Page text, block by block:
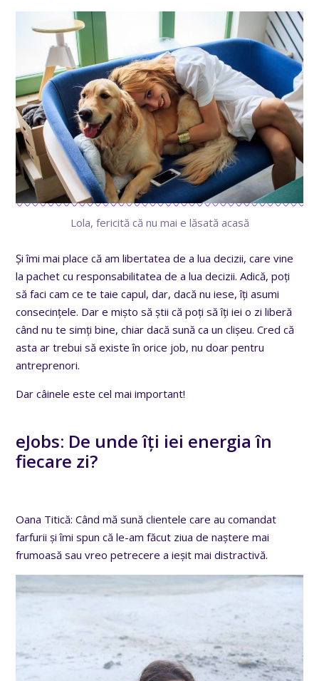
Lola, fericită că nu mai e lăsată acasă
Și îmi mai place că am libertatea de a lua decizii, care vine
la pachet cu responsabilitatea de a lua decizii. Adică, poți
să faci cam ce te taie capul, dar, dacă nu iese, îți asumi
consecințele. Dar e mișto să știi că poți să îți iei o zi liberă
când nu te simți bine, chiar dacă sună ca un clișeu. Cred că
asta ar trebui să existe în orice job, nu doar pentru
antreprenori.
Dar câinele este cel mai important!
eJobs: De unde îți iei energia în
fiecare zi?
Oana Titică: Când mă sună clientele care au comandat
farfurii și îmi spun că le-am făcut ziua de naștere mai
frumoasă sau vreo petrecere a ieșit mai distractivă.